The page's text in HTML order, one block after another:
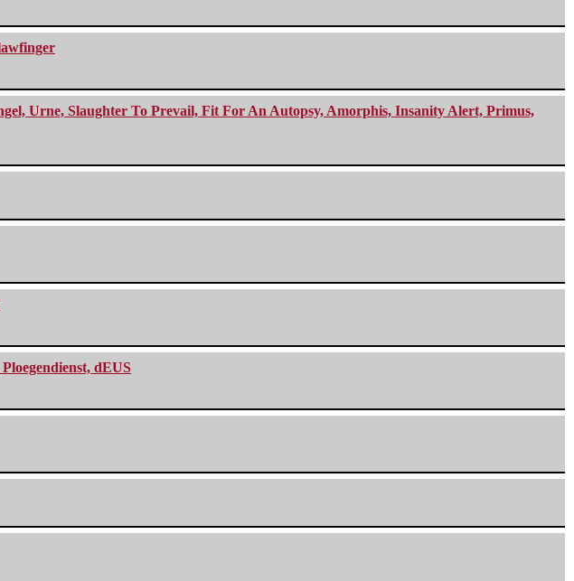
Urne, Slaughter To Prevail, Fit For An Autopsy, Amorphis, Insanity Alert, Primus,
dEUS